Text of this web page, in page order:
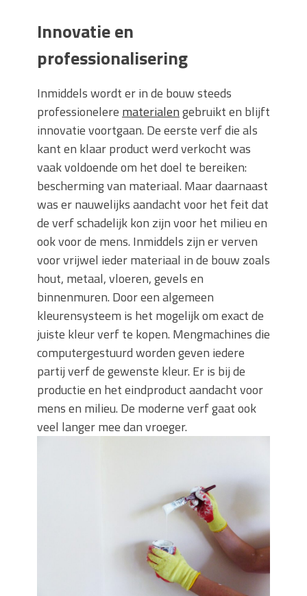
Innovatie en
professionalisering
Inmiddels wordt er in de bouw steeds
professionelere materialengebruikt en blijft
innovatie voortgaan. De eerste verf die als
kant en klaar product werd verkocht was
vaak voldoende om het doel te bereiken:
bescherming van materiaal. Maar daarnaast
was er nauwelijks aandacht voor het feit dat
de verf schadelijk kon zijn voor het milieu en
ook voor de mens. Inmiddels zijn er verven
voor vrijwel ieder materiaal in de bouw zoals
hout, metaal, vloeren, gevels en
binnenmuren. Door een algemeen
kleurensysteem is het mogelijk om exact de
juiste kleur verf te kopen. Mengmachines die
computergestuurd worden geven iedere
partij verf de gewenste kleur. Er is bij de
productie en het eindproduct aandacht voor
mens en milieu. De moderne verf gaat ook
veel langer mee dan vroeger.